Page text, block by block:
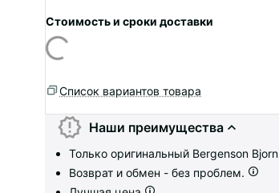
Стоимость и сроки доставки
Список вариантов товара
Наши преимущества
Только оригинальный Bergenson Bjorn
Возврат и обмен - без проблем.